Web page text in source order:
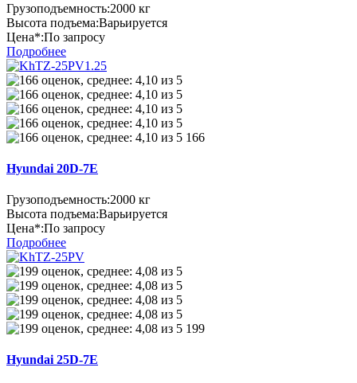
Грузоподъемность:2000 кг
Высота подъема:Варьируется
Цена*:По запросу
Подробнее
166
Hyundai 20D-7E
Грузоподъемность:2000 кг
Высота подъема:Варьируется
Цена*:По запросу
Подробнее
199
Hyundai 25D-7E